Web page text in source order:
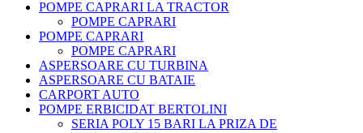
POMPE CAPRARI LA TRACTOR
POMPE CAPRARI
POMPE CAPRARI
POMPE CAPRARI
ASPERSOARE CU TURBINA
ASPERSOARE CU BATAIE
CARPORT AUTO
POMPE ERBICIDAT BERTOLINI
SERIA POLY 15 BARI LA PRIZA DE